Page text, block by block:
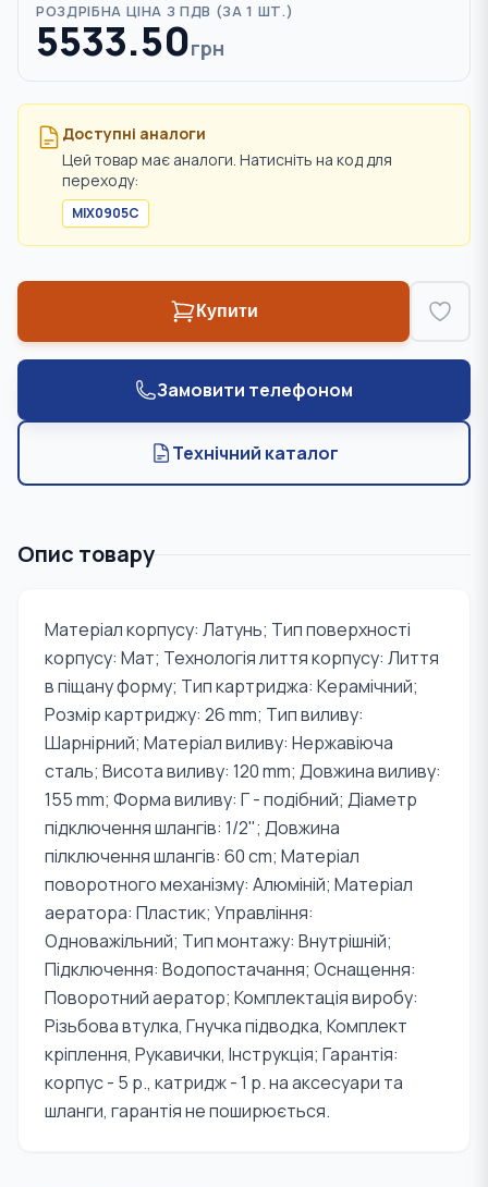
РОЗДРІБНА ЦІНА З ПДВ (ЗА 1 ШТ.)
5533.50грн
Доступні аналоги
Цей товар має аналоги. Натисніть на код для
переходу:
MIX0905C
Купити
Замовити телефоном
Технічний каталог
Опис товару
Матеріал корпусу: Латунь; Тип поверхності
корпусу: Мат; Технологія лиття корпусу: Лиття
в піщану форму; Тип картриджа: Керамічний;
Розмір картриджу: 26 mm; Тип виливу:
Шарнірний; Матеріал виливу: Нержавіюча
сталь; Висота виливу: 120 mm; Довжина виливу:
155 mm; Форма виливу: Г - подібний; Діаметр
підключення шлангів: 1/2"; Довжина
пілключення шлангів: 60 cm; Матеріал
поворотного механізму: Алюміній; Матеріал
аератора: Пластик; Управління:
Одноважільний; Тип монтажу: Внутрішній;
Підключення: Водопостачання; Оснащення:
Поворотний аератор; Комплектація виробу:
Різьбова втулка, Гнучка підводка, Комплект
кріплення, Рукавички, Інструкція; Гарантія:
корпус - 5 р., катридж - 1 р. на аксесуари та
шланги, гарантія не поширюється.